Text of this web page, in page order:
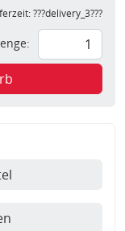
???delivery_3???